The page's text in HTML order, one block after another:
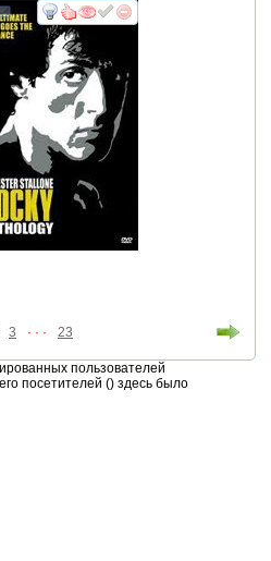
смотретьинтересует
3 · · · 23
пользователей
посетителей () здесь было